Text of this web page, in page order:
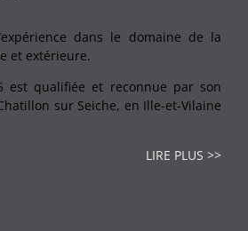
dans le domaine de la
et extérieure.
est qualifiée et reconnue par son
sur Seiche, en Ille-et-Vilaine
LIRE PLUS >>